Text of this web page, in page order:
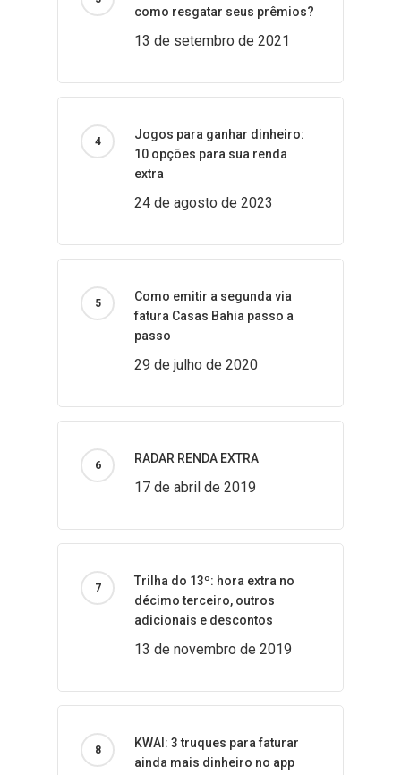
como resgatar seus prêmios?
13 de setembro de 2021
Jogos para ganhar dinheiro:
10 opções para sua renda
extra
24 de agosto de 2023
Como emitir a segunda via
fatura Casas Bahia passo a
passo
29 de julho de 2020
RADAR RENDA EXTRA
17 de abril de 2019
Trilha do 13º: hora extra no
décimo terceiro, outros
adicionais e descontos
13 de novembro de 2019
KWAI: 3 truques para faturar
ainda mais dinheiro no app